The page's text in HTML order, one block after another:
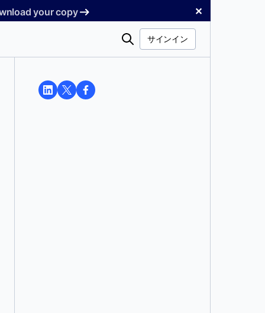
your copy ✕
検
サインイン